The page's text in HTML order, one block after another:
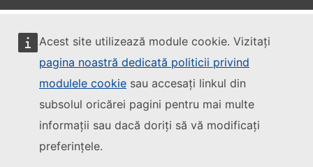
Acest site utilizează module cookie. Vizitați
pagina noastră dedicată politicii privind
modulele cookie sau accesați linkul din
subsolul oricărei pagini pentru mai multe
informații sau dacă doriți să vă modificați
preferințele.